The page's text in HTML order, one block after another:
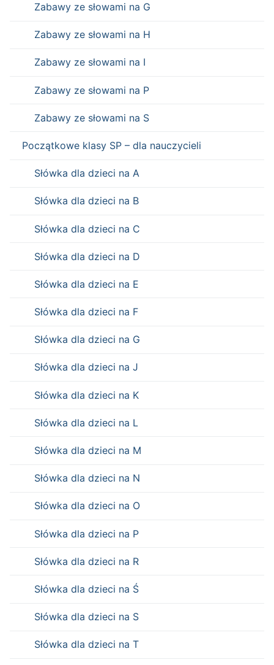
Zabawy ze słowami na G
Zabawy ze słowami na H
Zabawy ze słowami na I
Zabawy ze słowami na P
Zabawy ze słowami na S
Początkowe klasy SP – dla nauczycieli
Słówka dla dzieci na A
Słówka dla dzieci na B
Słówka dla dzieci na C
Słówka dla dzieci na D
Słówka dla dzieci na E
Słówka dla dzieci na F
Słówka dla dzieci na G
Słówka dla dzieci na J
Słówka dla dzieci na K
Słówka dla dzieci na L
Słówka dla dzieci na M
Słówka dla dzieci na N
Słówka dla dzieci na O
Słówka dla dzieci na P
Słówka dla dzieci na R
Słówka dla dzieci na Ś
Słówka dla dzieci na S
Słówka dla dzieci na T